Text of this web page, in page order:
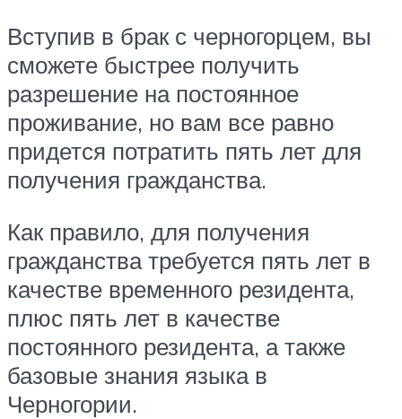
Вступив в брак с черногорцем, вы
сможете быстрее получить
разрешение на постоянное
проживание, но вам все равно
придется потратить пять лет для
получения гражданства.
Как правило, для получения
гражданства требуется пять лет в
качестве временного резидента,
плюс пять лет в качестве
постоянного резидента, а также
базовые знания языка в
Черногории.